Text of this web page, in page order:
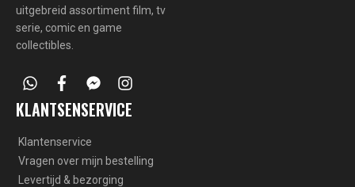
uitgebreid assortiment film, tv
serie, comic en game
collectibles.
whatsappfacebook
facebook-
messenger
instagram
KLANTSENSERVICE
Klantenservice
Vragen over mijn bestelling
Levertijd & bezorging